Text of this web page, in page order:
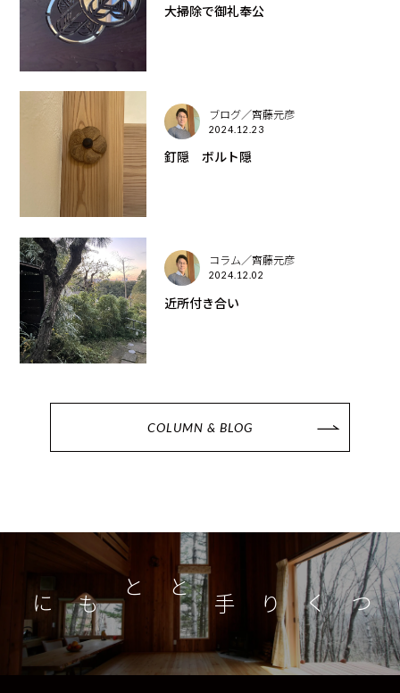
大掃除で御礼奉公
ブログ／齊藤元彦
2024.12.23
釘隠 ボルト隠
コラム／齊藤元彦
2024.12.02
近所付き合い
COLUMN & BLOG
つくり手とともに